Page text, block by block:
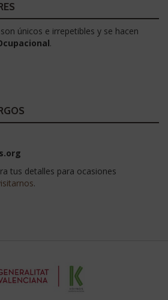
únicos e irrepetibles y se hacen
.
tus detalles para ocasiones
.